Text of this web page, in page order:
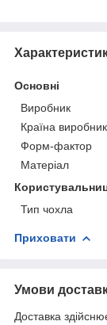
Основні
Виробник
Країна виробник
Форм-фактор
Матеріал
Тип чохла
Приховати
Умови
Доставка